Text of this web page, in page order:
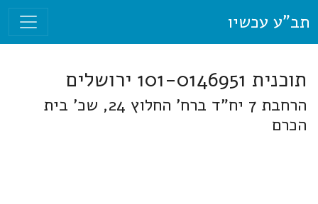
תב"ע עכשיו
תוכנית 101-0146951 ירושלים
הרחבת 7 יח"ד ברח' החלוץ 24, שכ' בית
הכרם